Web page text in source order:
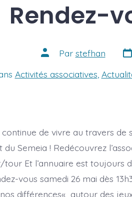
Rendez-
Auteur
de
publication
Par stefhan
de
Activités associatives
continue de vivre au travers
du Semeia ! Redécouvrez
tour Et l’annuaire est toujours
vous samedi 26 mai dès
différences« autour des